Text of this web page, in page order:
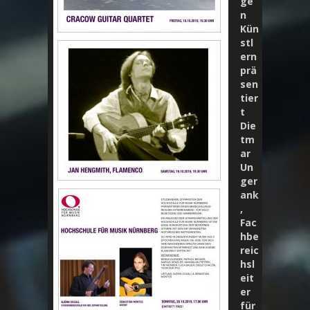
n
Kün
stl
ern
prä
sen
tier
t
Die
tm
ar
Un
ger
ank
,
Fac
hbe
reic
hsl
eit
er
für